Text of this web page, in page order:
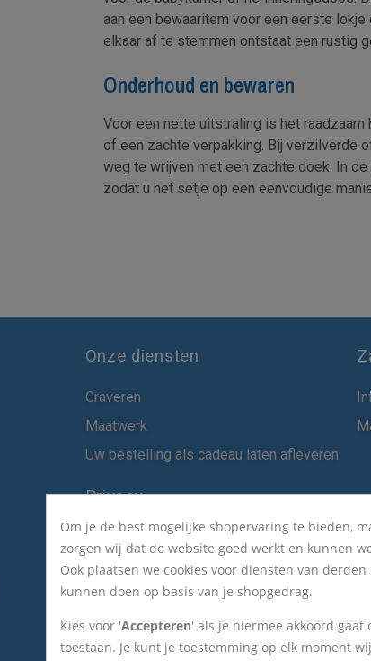
aan een bewaaritem voor een eerste
elkaar af te stemmen ontstaat een rustig
Onderhoud en bewaren
Voor een nette uitstraling is het
of een zachte verpakking. Bij verzilverde
weg te wrijven met een zachte doek. In
zodat u het setje op een eenvoudige
Onze diensten
Graveren
Maatwerk
Uw bestelling als cadeau laten afleveren
Privacy
Cookies
Privacy
Om je de best mogelijke shopervaring te bieden,
zorgen wij dat de website goed werkt en kunnen
Ook plaatsen we cookies voor diensten van
kunnen doen op basis van je shopgedrag.
Kies voor 'Accepteren' als je hiermee akkoord
toestaan. Je kunt je toestemming op elk moment